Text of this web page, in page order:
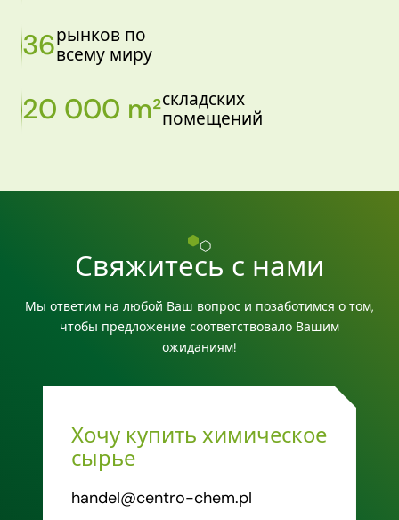
36рынков по
всему миру
20 000 m²складских
помещений
Свяжитесь с нами
Мы ответим на любой Ваш вопрос и позаботимся о том,
чтобы предложение соответствовало Вашим
ожиданиям!
Хочу купить химическое
сырье
handel@centro-chem.pl